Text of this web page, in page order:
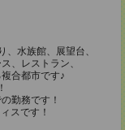
水族館、展望台、
、レストラン、
合都市です♪
勤務です！
スです！